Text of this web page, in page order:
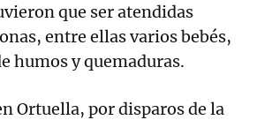
que ser atendidas
entre ellas varios bebés,
humos y quemaduras.
Ortuella, por disparos de la